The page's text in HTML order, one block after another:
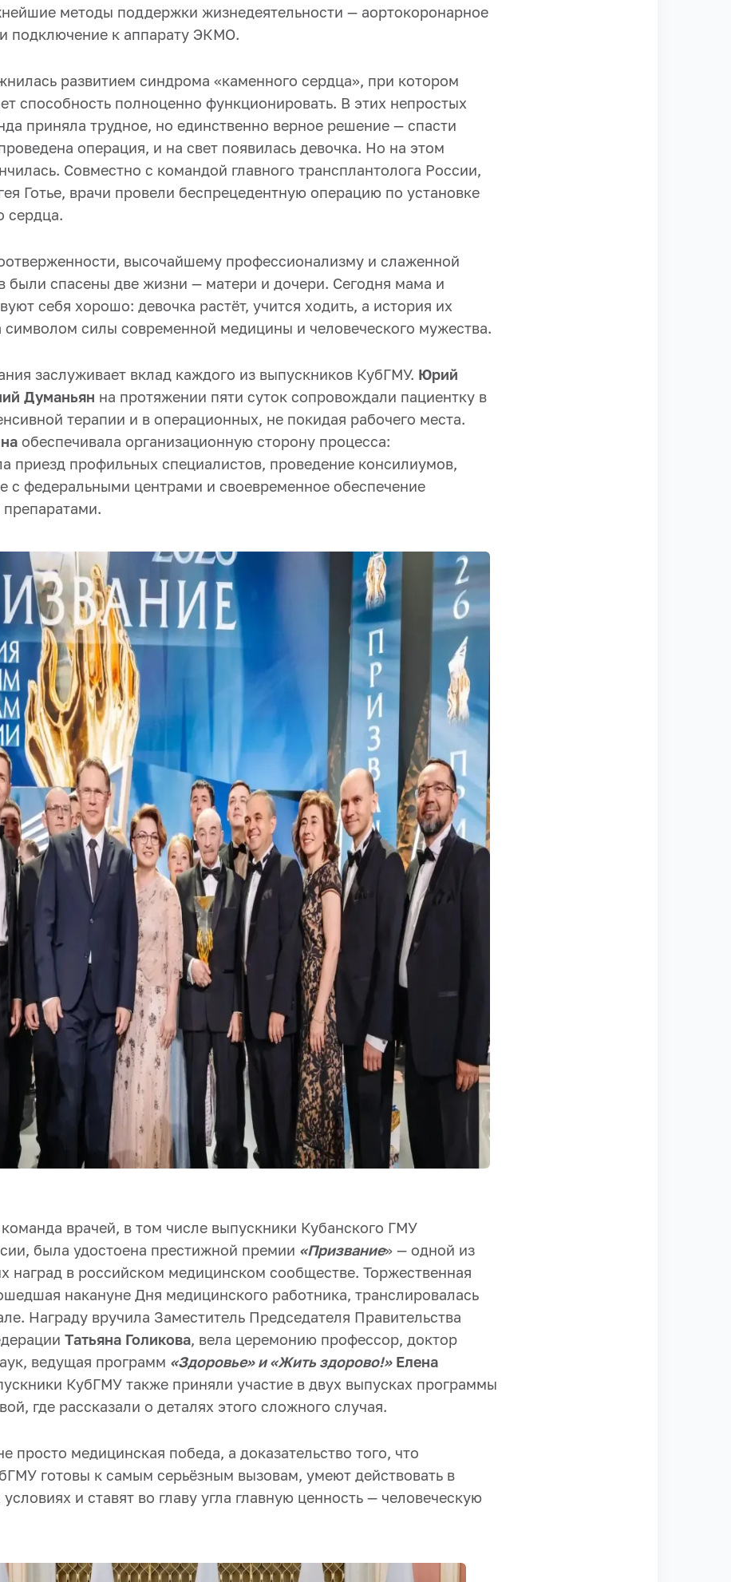
методы поддержки жизнедеятельности — аортокоронарное
подключение к аппарату ЭКМО.
развитием синдрома «каменного сердца», при котором
способность полноценно функционировать. В этих непростых
приняла трудное, но единственно верное решение — спасти
операция, и на свет появилась девочка. Но на этом
Совместно с командой главного трансплантолога России,
Готье, врачи провели беспрецедентную операцию по установке
сердца.
высочайшему профессионализму и слаженной
были спасены две жизни — матери и дочери. Сегодня мама и
себя хорошо: девочка растёт, учится ходить, а история их
символом силы современной медицины и человеческого мужества.
заслуживает вклад каждого из выпускников КубГМУ. Юрий
Думаньян на протяжении пяти суток сопровождали пациентку в
терапии и в операционных, не покидая рабочего места.
обеспечивала организационную сторону процесса:
приезд профильных специалистов, проведение консилиумов,
с федеральными центрами и своевременное обеспечение
команда врачей, в том числе выпускники Кубанского ГМУ
была удостоена престижной премии «Призвание» — одной из
наград в российском медицинском сообществе. Торжественная
накануне Дня медицинского работника, транслировалась
Награду вручила Заместитель Председателя Правительства
Татьяна Голикова, вела церемонию профессор, доктор
ведущая программ «Здоровье» и «Жить здорово!» Елена
КубГМУ также приняли участие в двух выпусках программы
где рассказали о деталях этого сложного случая.
просто медицинская победа, а доказательство того, что
готовы к самым серьёзным вызовам, умеют действовать в
и ставят во главу угла главную ценность — человеческую